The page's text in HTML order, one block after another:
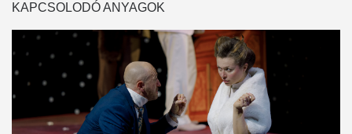
KAPCSOLODÓ ANYAGOK